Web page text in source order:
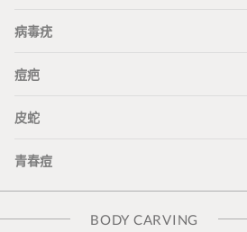
病毒疣
痘疤
皮蛇
青春痘
BODY CARVING